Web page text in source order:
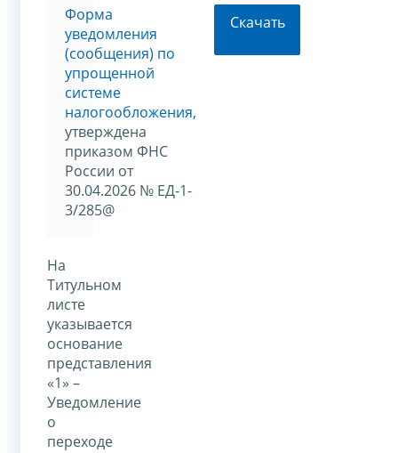
Форма
уведомления
(сообщения) по
упрощенной
системе
налогообложения,
утверждена
приказом ФНС
России от
30.04.2026 № ЕД-1-
3/285@
Скачать
На
Титульном
листе
указывается
основание
представления
«1» –
Уведомление
о
переходе